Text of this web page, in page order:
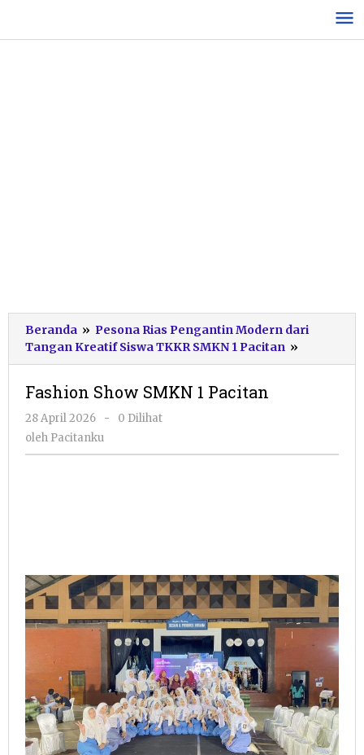
konten
Beranda » Pesona Rias Pengantin Modern dari
Tangan Kreatif Siswa TKKR SMKN 1 Pacitan »
Show
Fashion Show SMKN 1 Pacitan
28 April 2026
oleh
Pacitanku
-
0 Dilihat
oleh Pacitanku